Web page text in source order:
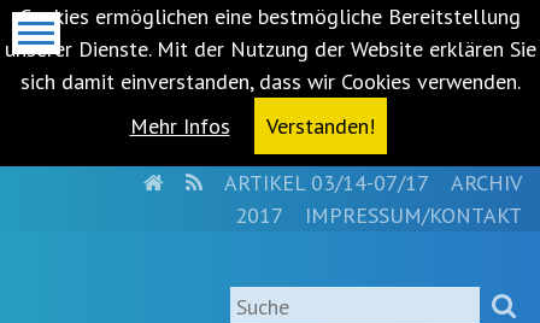
Cookies ermöglichen eine bestmögliche Bereitstellung
unserer Dienste. Mit der Nutzung der Website erklären Sie
sich damit einverstanden, dass wir Cookies verwenden.
Mehr Infos
Verstanden!
HOMERSSARTIKEL 03/14-07/17
ARCHIV
2017
IMPRESSUM/KONTAKT
Suche